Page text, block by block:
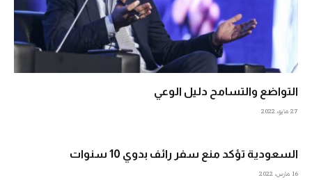
التواضع والتسامح دليل الوعي
27 مايو، 2022
السعودية تؤكد منع سفر رائف بدوي 10 سنوات
16 مارس، 2022